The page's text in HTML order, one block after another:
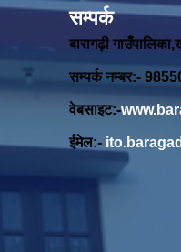
सम्पर्क
बारागढ़ी
सम्पर्क नम्बर:-
वेबसाइट:-
ईमेल:-